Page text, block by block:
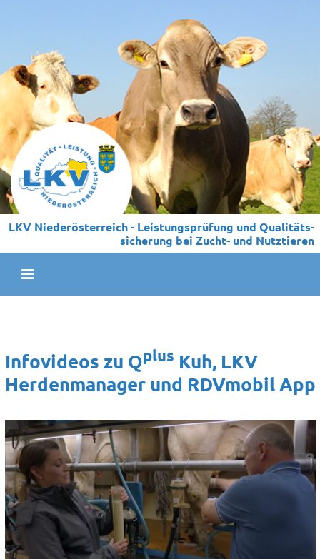
LKV Niederösterreich - Leistungs­prüfung und Qualitäts­
sicherung bei Zucht- und Nutztieren
Infovideos zu Qplus Kuh, LKV
Herdenmanager und RDVmobil App